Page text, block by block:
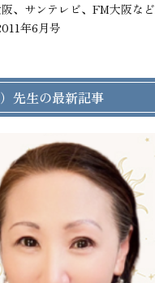
、サンテレビ、FM大阪など
年6月号
先生の最新記事